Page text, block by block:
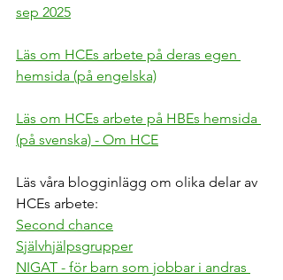
sep 2025
Läs om HCEs arbete på deras egen
hemsida (på engelska)
Läs om HCEs arbete på HBEs hemsida
(på svenska) - Om HCE
Läs våra blogginlägg om olika delar av
HCEs arbete:
Second chance
Självhjälpsgrupper
NIGAT - för barn som jobbar i andras